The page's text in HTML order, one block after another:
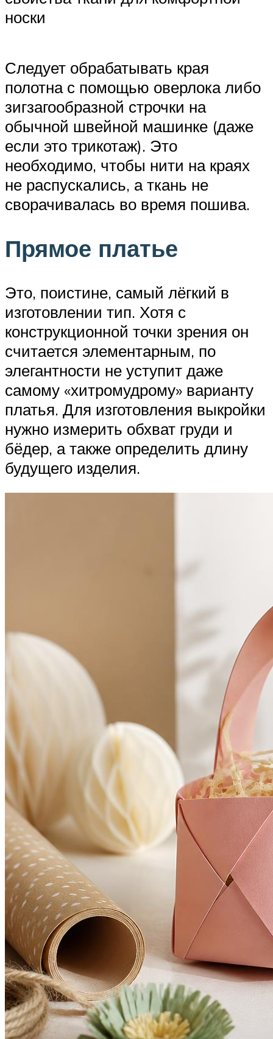
носки
Следует обрабатывать края
полотна с помощью оверлока либо
зигзагообразной строчки на
обычной швейной машинке (даже
если это трикотаж). Это
необходимо, чтобы нити на краях
не распускались, а ткань не
сворачивалась во время пошива.
Прямое платье
Это, поистине, самый лёгкий в
изготовлении тип. Хотя с
конструкционной точки зрения он
считается элементарным, по
элегантности не уступит даже
самому «хитромудрому» варианту
платья. Для изготовления выкройки
нужно измерить обхват груди и
бёдер, а также определить длину
будущего изделия.